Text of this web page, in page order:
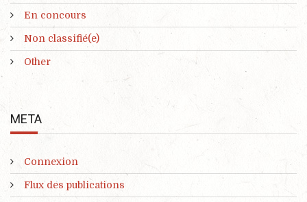
En concours
Non classifié(e)
Other
META
Connexion
Flux des publications